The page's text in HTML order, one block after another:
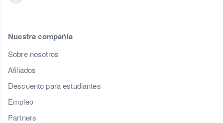
Nuestra compañía
Sobre nosotros
Afiliados
Descuento para estudiantes
Empleo
Partners